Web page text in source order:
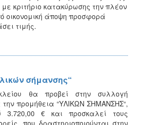
κριτήριο κατακύρωσης την πλέον
οικονομική άποψη προσφορά
τιμής.
σήμανσης“
θα προβεί στην συλλογή
προμήθεια “ΥΛΙΚΩΝ ΣΗΜΑΝΣΗΣ“,
3.720,00 € και προσκαλεί τους
που δραστηριοποιούνται στην